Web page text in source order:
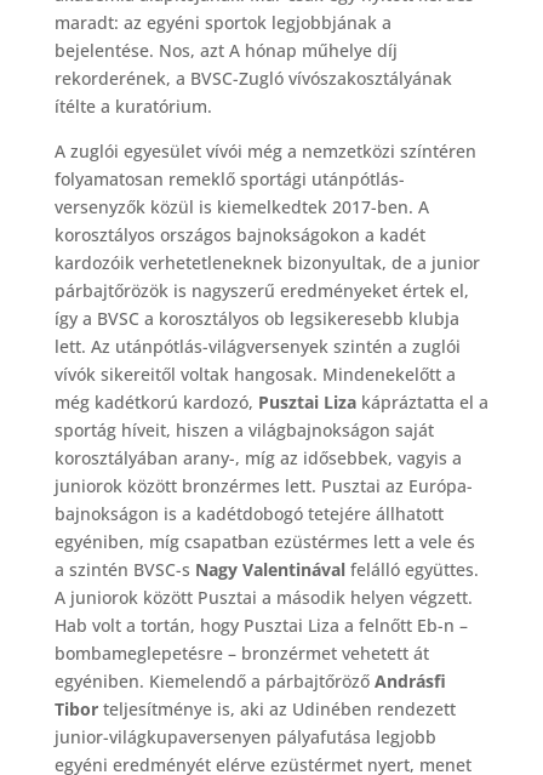
maradt: az egyéni sportok legjobbjának a
bejelentése. Nos, azt A hónap műhelye díj
rekorderének, a BVSC-Zugló vívószakosztályának
ítélte a kuratórium.
A zuglói egyesület vívói még a nemzetközi színtéren
folyamatosan remeklő sportági utánpótlás-
versenyzők közül is kiemelkedtek 2017-ben. A
korosztályos országos bajnokságokon a kadét
kardozóik verhetetleneknek bizonyultak, de a junior
párbajtőrözök is nagyszerű eredményeket értek el,
így a BVSC a korosztályos ob legsikeresebb klubja
lett. Az utánpótlás-világversenyek szintén a zuglói
vívók sikereitől voltak hangosak. Mindenekelőtt a
még kadétkorú kardozó, Pusztai Lizakápráztatta el a
sportág híveit, hiszen a világbajnokságon saját
korosztályában arany-, míg az idősebbek, vagyis a
juniorok között bronzérmes lett. Pusztai az Európa-
bajnokságon is a kadétdobogó tetejére állhatott
egyéniben, míg csapatban ezüstérmes lett a vele és
a szintén BVSC-s Nagy Valentinávalfelálló együttes.
A juniorok között Pusztai a második helyen végzett.
Hab volt a tortán, hogy Pusztai Liza a felnőtt Eb-n –
bombameglepetésre – bronzérmet vehetett át
egyéniben. Kiemelendő a párbajtőröző Andrásfi
Tiborteljesítménye is, aki az Udinében rendezett
junior-világkupaversenyen pályafutása legjobb
egyéni eredményét elérve ezüstérmet nyert, menet